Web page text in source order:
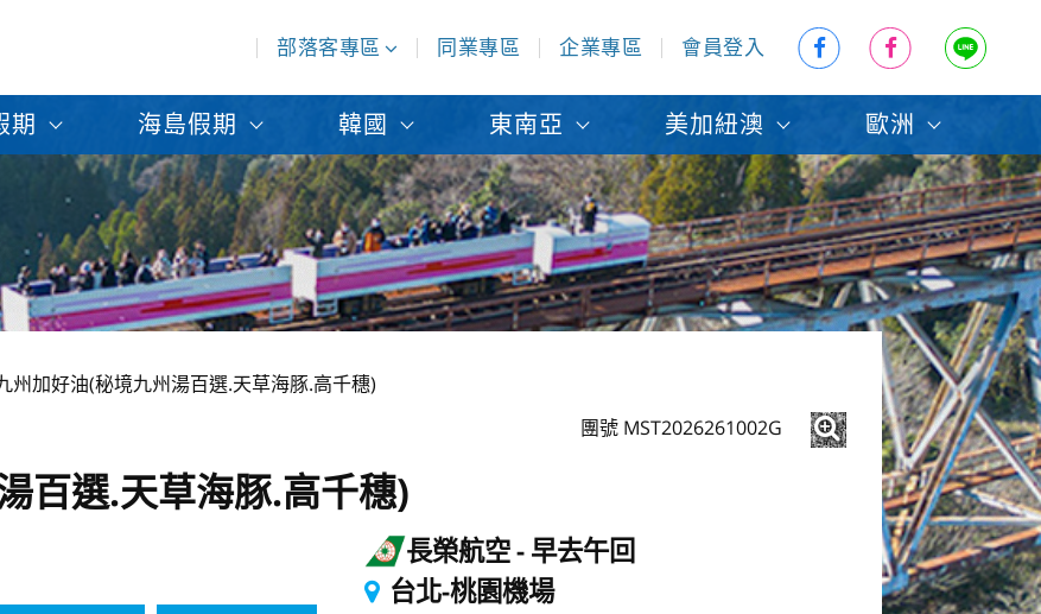
部落客專區 同業專區 企業專區 會員登入
期 海島假期 韓國 東南亞 美加紐澳 歐洲
州加好油(秘境九州湯百選.天草海豚.高千穗)
團號 MST2026261002G
百選.天草海豚.高千穗)
長榮航空 早去午回
台北-桃園機場